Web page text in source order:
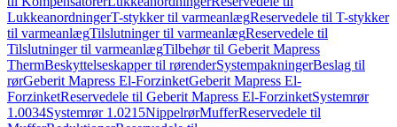
LukkeanordningerT-stykker til varmeanlægReservedele til T-stykker
til varmeanlægTilslutninger til varmeanlægReservedele til
Tilslutninger til varmeanlægTilbehør til Geberit Mapress
ThermBeskyttelseskapper til rørenderSystempakningerBeslag til
rørGeberit Mapress El-ForzinketGeberit Mapress El-
ForzinketReservedele til Geberit Mapress El-ForzinketSystemrør
1.0034Systemrør 1.0215NippelrørMufferReservedele til